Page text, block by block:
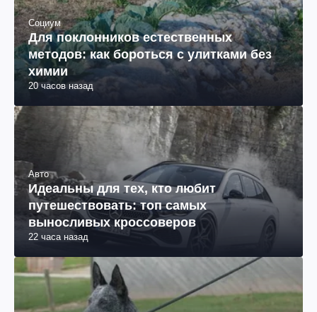
Социум
Для поклонников естественных
методов: как бороться с улитками без
химии
20 часов назад
Авто
Идеальны для тех, кто любит
путешествовать: топ самых
выносливых кроссоверов
22 часа назад